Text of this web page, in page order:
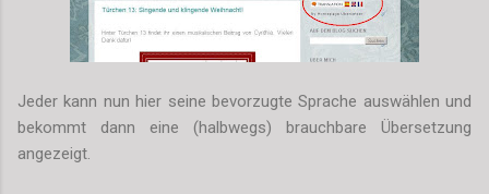
Jeder kann nun hier seine bevorzugte Sprache auswählen und
bekommt dann eine (halbwegs) brauchbare Übersetzung
angezeigt.